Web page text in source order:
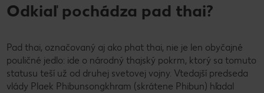
Odkiaľ pochádza pad thai?
Pad thai, označovaný aj ako phat thai, nie je len obyčajné
pouličné jedlo: ide o národný thajský pokrm, ktorý sa tomuto
statusu teší už od druhej svetovej vojny. Vtedajší predseda
vlády Plaek Phibunsongkhram (skrátene Phibun) hľadal